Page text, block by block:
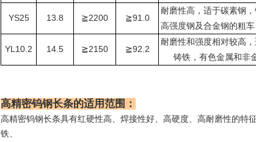
YS25 13.8 ≧2200 ≧91.0
耐磨性高，适于碳素钢，
高强度钢及合金钢的粗车
YL10.2 14.5 ≧2150 ≧92.2
耐磨性和强度相对较高
铸铁，有色金属和非
高精密钨钢长条的适用范围 ：
高精密钨钢长条具有红硬性高、焊接性好、高硬度、高耐磨性的特
铁、